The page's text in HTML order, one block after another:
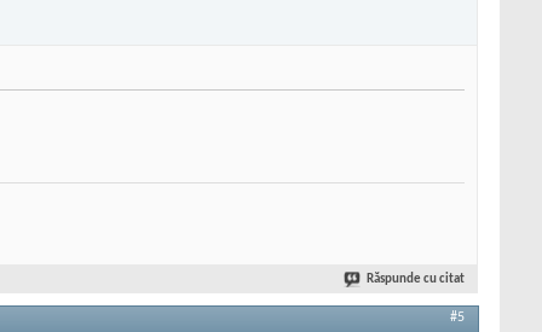
Răspunde cu citat
#5